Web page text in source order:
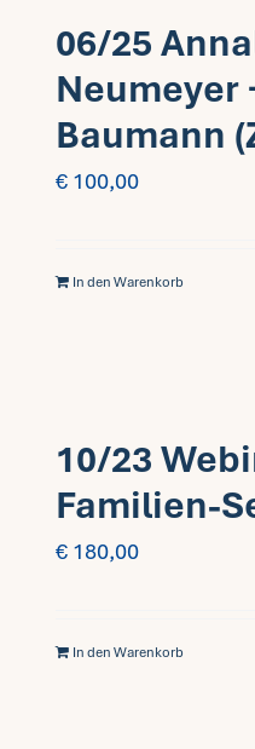
06/25
Neumeyer
Baumann
€ 100,00
In den Warenkorb
10/23
Familien-
€ 180,00
In den Warenkorb